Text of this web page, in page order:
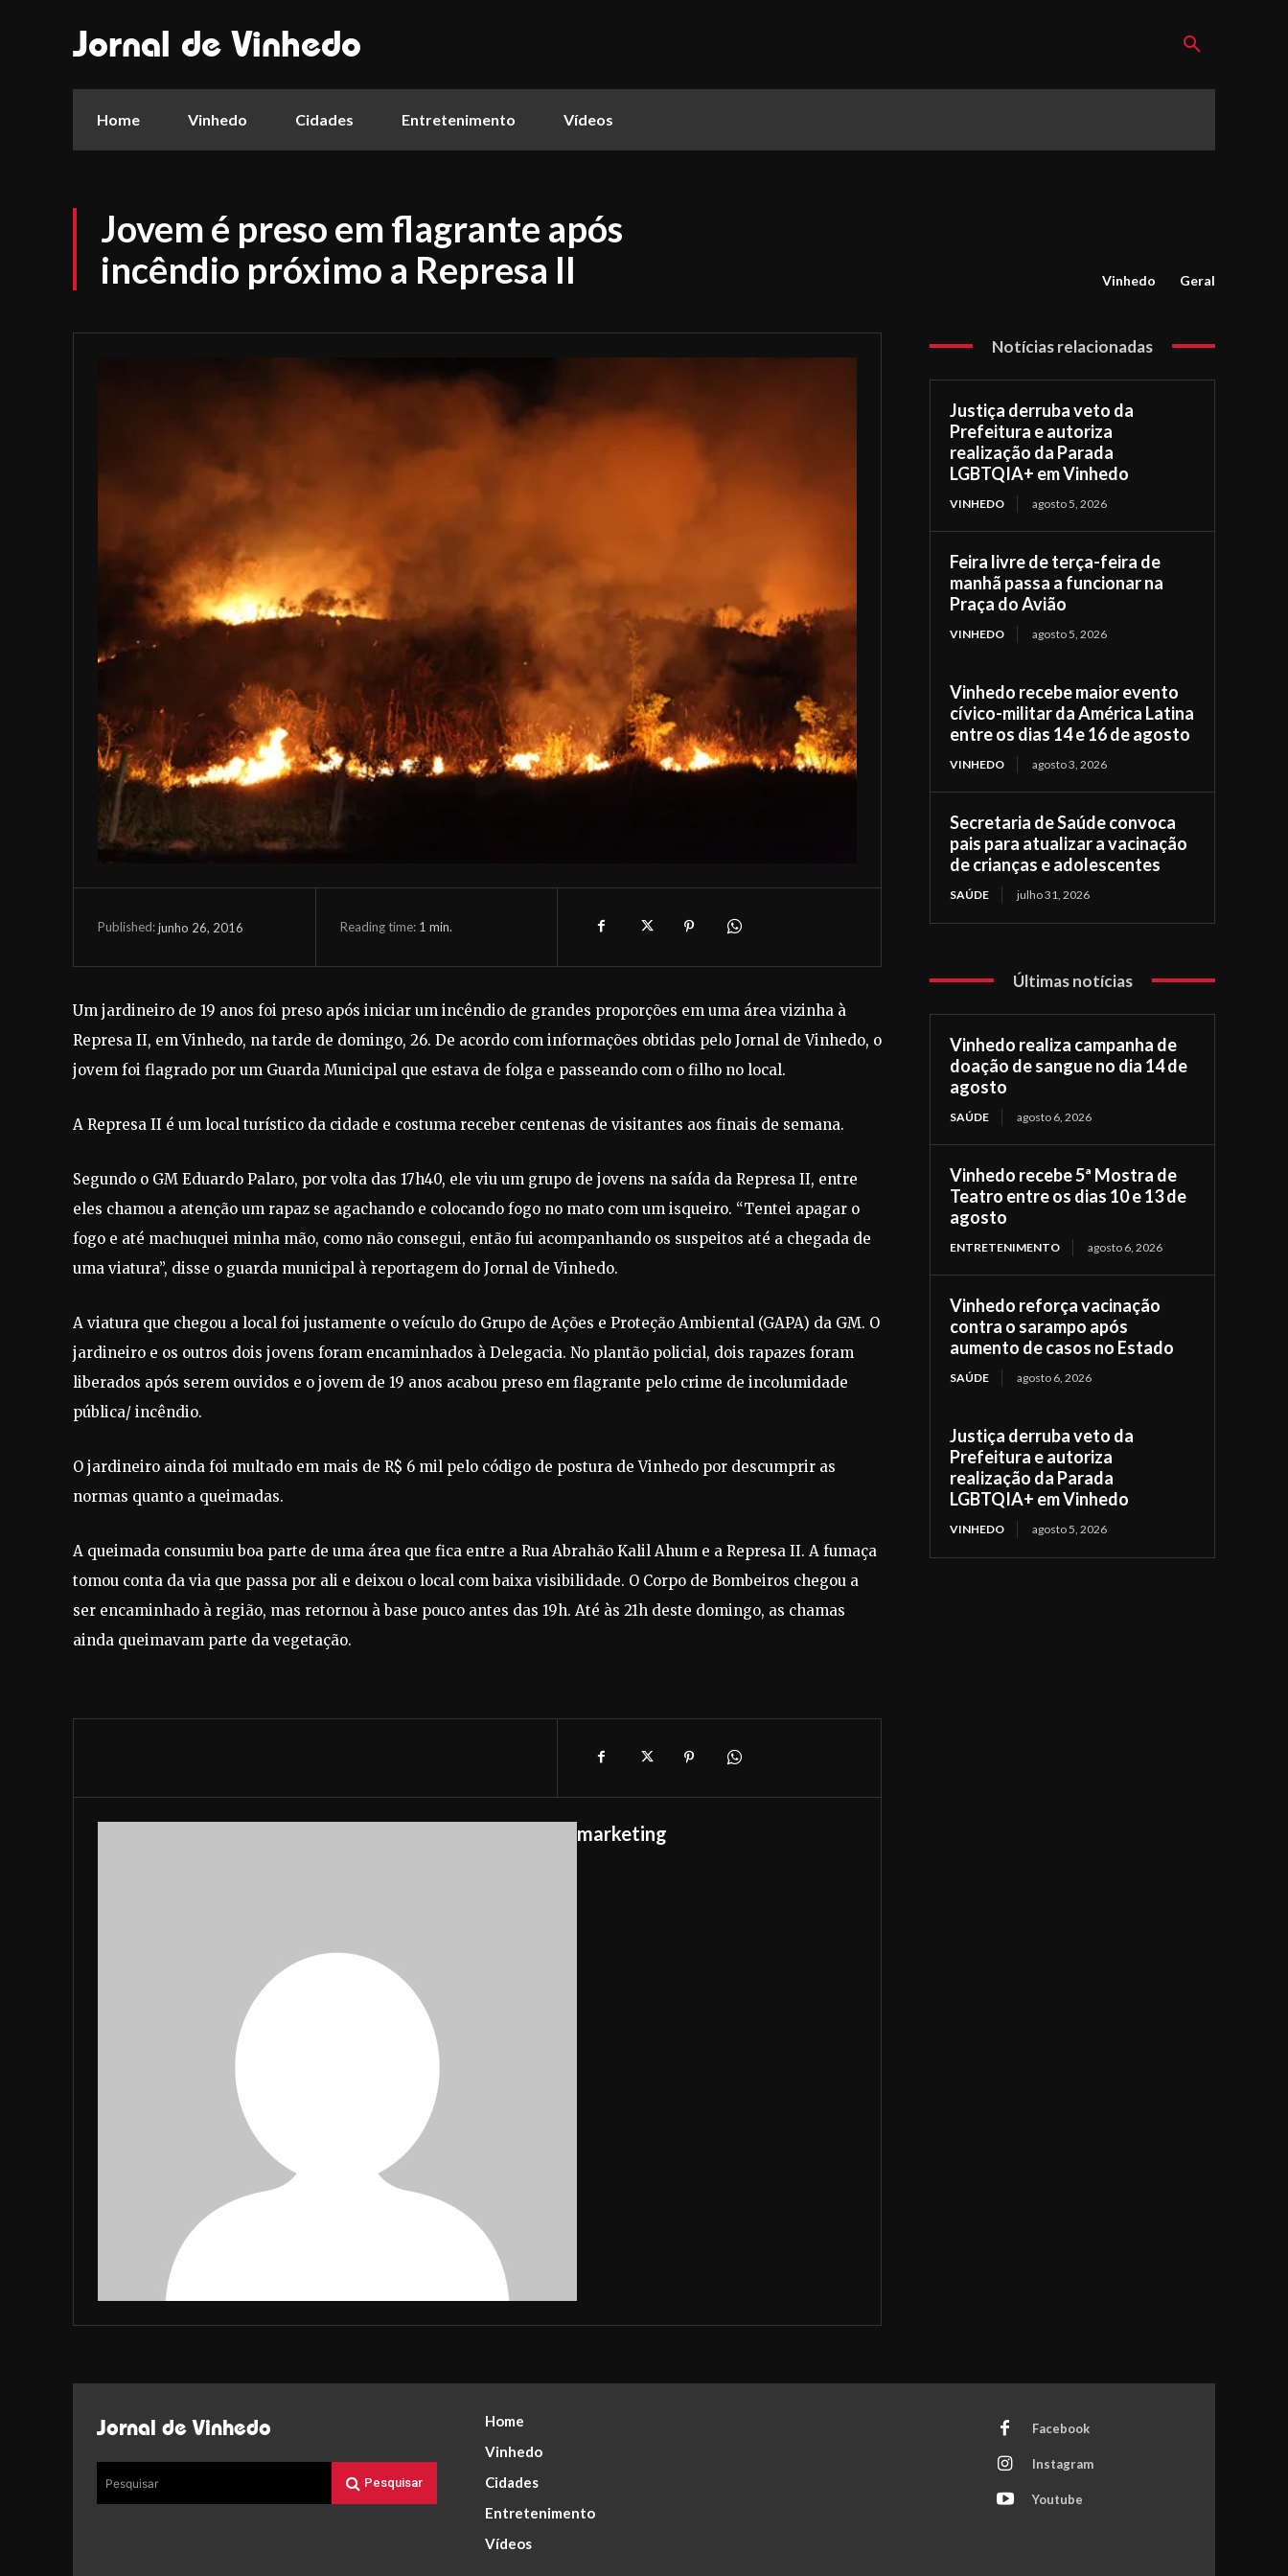
Jornal de Vinhedo
Home Vinhedo Cidades Entretenimento Vídeos
Jovem é preso em flagrante após
incêndio próximo a Represa II
Vinhedo Geral
Published:junho 26, 2016 Reading time: 1 min.
Um jardineiro de 19 anos foi preso após iniciar um incêndio de grandes proporções em uma área vizinha à
Represa II, em Vinhedo, na tarde de domingo, 26. De acordo com informações obtidas pelo Jornal de Vinhedo, o
jovem foi flagrado por um Guarda Municipal que estava de folga e passeando com o filho no local.
A Represa II é um local turístico da cidade e costuma receber centenas de visitantes aos finais de semana.
Segundo o GM Eduardo Palaro, por volta das 17h40, ele viu um grupo de jovens na saída da Represa II, entre
eles chamou a atenção um rapaz se agachando e colocando fogo no mato com um isqueiro. “Tentei apagar o
fogo e até machuquei minha mão, como não consegui, então fui acompanhando os suspeitos até a chegada de
uma viatura”, disse o guarda municipal à reportagem do Jornal de Vinhedo.
A viatura que chegou a local foi justamente o veículo do Grupo de Ações e Proteção Ambiental (GAPA) da GM. O
jardineiro e os outros dois jovens foram encaminhados à Delegacia. No plantão policial, dois rapazes foram
liberados após serem ouvidos e o jovem de 19 anos acabou preso em flagrante pelo crime de incolumidade
pública/ incêndio.
O jardineiro ainda foi multado em mais de R$ 6 mil pelo código de postura de Vinhedo por descumprir as
normas quanto a queimadas.
A queimada consumiu boa parte de uma área que fica entre a Rua Abrahão Kalil Ahum e a Represa II. A fumaça
tomou conta da via que passa por ali e deixou o local com baixa visibilidade. O Corpo de Bombeiros chegou a
ser encaminhado à região, mas retornou à base pouco antes das 19h. Até às 21h deste domingo, as chamas
ainda queimavam parte da vegetação.
marketing
Notícias relacionadas
Justiça derruba veto da
Prefeitura e autoriza
realização da Parada
LGBTQIA+ em Vinhedo
VINHEDO agosto 5, 2026
Feira livre de terça-feira de
manhã passa a funcionar na
Praça do Avião
VINHEDO agosto 5, 2026
Vinhedo recebe maior evento
cívico-militar da América Latina
entre os dias 14 e 16 de agosto
VINHEDO agosto 3, 2026
Secretaria de Saúde convoca
pais para atualizar a vacinação
de crianças e adolescentes
SAÚDE julho 31, 2026
Últimas notícias
Vinhedo realiza campanha de
doação de sangue no dia 14 de
agosto
SAÚDE agosto 6, 2026
Vinhedo recebe 5ª Mostra de
Teatro entre os dias 10 e 13 de
agosto
ENTRETENIMENTO agosto 6, 2026
Vinhedo reforça vacinação
contra o sarampo após
aumento de casos no Estado
SAÚDE agosto 6, 2026
Justiça derruba veto da
Prefeitura e autoriza
realização da Parada
LGBTQIA+ em Vinhedo
VINHEDO agosto 5, 2026
Jornal de Vinhedo
Pesquisar Pesquisar
Home
Vinhedo
Cidades
Entretenimento
Vídeos
Facebook
Instagram
Youtube